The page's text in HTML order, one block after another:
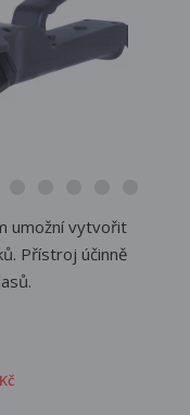
umožní vytvořit
Přístroj účinně